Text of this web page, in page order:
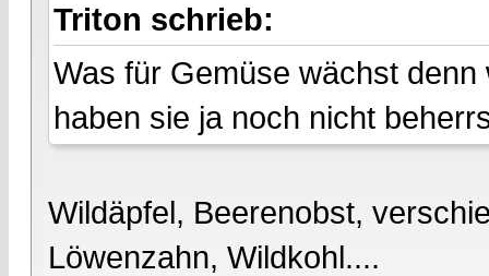
Triton schrieb:
Was für Gemüse wächst
haben sie ja noch nicht
Wildäpfel, Beerenobst,
Löwenzahn, Wildkohl....